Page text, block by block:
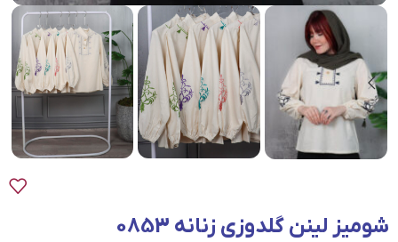
شوميز لينن گلدوزی زنانه 0853